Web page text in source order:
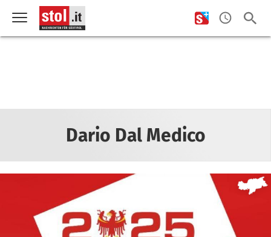
Dario Dal Medico